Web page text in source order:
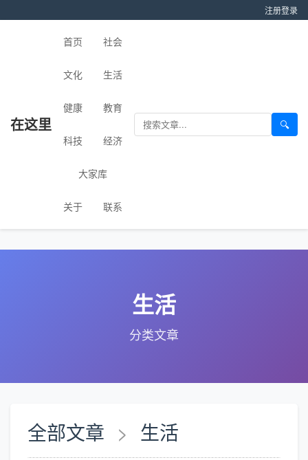
注册登录
在这里
首页 社会
文化 生活
健康 教育
科技 经济
大家库
关于 联系
🔍
生活
分类文章
全部文章 > 生活